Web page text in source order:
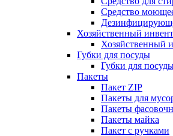
Средство
Хозяйственный
Хозяйственный
Губки для посуды
Губки для
Пакеты
Пакет ZIP
Пакеты для
Пакеты
Пакеты майка
Пакет с ручками